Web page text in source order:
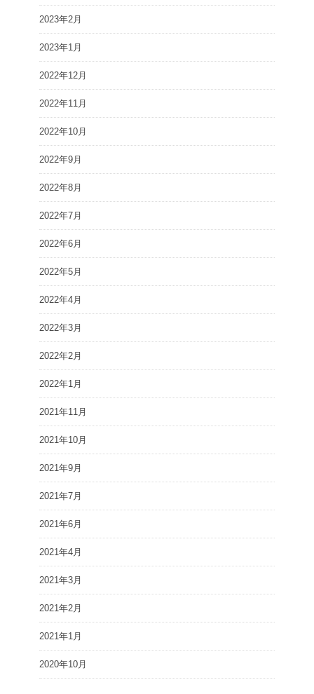
2023年2月
2023年1月
2022年12月
2022年11月
2022年10月
2022年9月
2022年8月
2022年7月
2022年6月
2022年5月
2022年4月
2022年3月
2022年2月
2022年1月
2021年11月
2021年10月
2021年9月
2021年7月
2021年6月
2021年4月
2021年3月
2021年2月
2021年1月
2020年10月